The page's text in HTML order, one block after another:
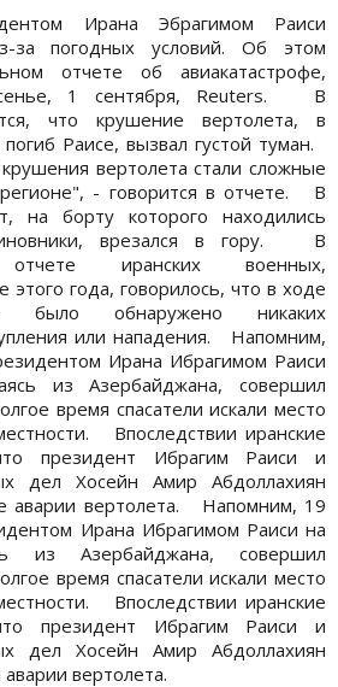
Ирана Эбрагимом Раиси
за погодных условий. Об этом
отчете об авиакатастрофе,
1 сентября, Reuters. В
что крушение вертолета, в
Раисе, вызвал густой туман.
вертолета стали сложные
- говорится в отчете. В
на борту которого находились
врезался в гору. В
отчете иранских военных,
этого года, говорилось, что в ходе
было обнаружено никаких
или нападения. Напомним,
Ирана Ибрагимом Раиси
из Азербайджана, совершил
время спасатели искали место
Впоследствии иранские
президент Ибрагим Раиси и
дел Хосейн Амир Абдоллахиян
аварии вертолета. Напомним, 19
Ирана Ибрагимом Раиси на
из Азербайджана, совершил
время спасатели искали место
Впоследствии иранские
президент Ибрагим Раиси и
дел Хосейн Амир Абдоллахиян
вертолета.